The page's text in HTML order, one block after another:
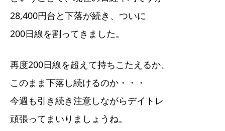
28,400円台と下落が続き、ついに
200日線を割ってきました。
再度200日線を超えて持ちこたえるか、
このまま下落し続けるのか・・・
今週も引き続き注意しながらデイトレ
頑張ってまいりましょうね。